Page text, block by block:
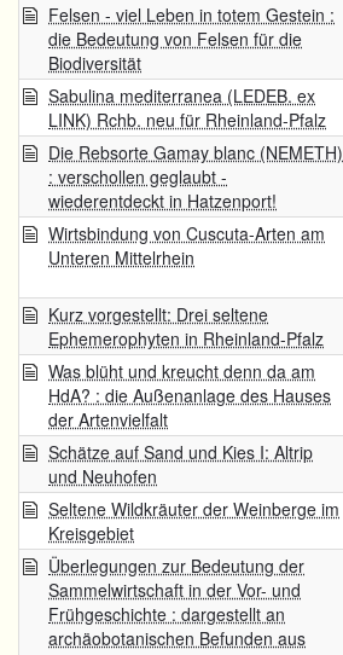
Felsen - viel Leben in totem Gestein :
die Bedeutung von Felsen für die
Biodiversität
Sabulina mediterranea (LEDEB. ex
LINK) Rchb. neu für Rheinland-Pfalz
Die Rebsorte Gamay blanc (NEMETH)
: verschollen geglaubt -
wiederentdeckt in Hatzenport!
Wirtsbindung von Cuscuta-Arten am
Unteren Mittelrhein
Kurz vorgestellt: Drei seltene
Ephemerophyten in Rheinland-Pfalz
Was blüht und kreucht denn da am
HdA? : die Außenanlage des Hauses
der Artenvielfalt
Schätze auf Sand und Kies I: Altrip
und Neuhofen
Seltene Wildkräuter der Weinberge im
Kreisgebiet
Überlegungen zur Bedeutung der
Sammelwirtschaft in der Vor- und
Frühgeschichte : dargestellt an
archäobotanischen Befunden aus